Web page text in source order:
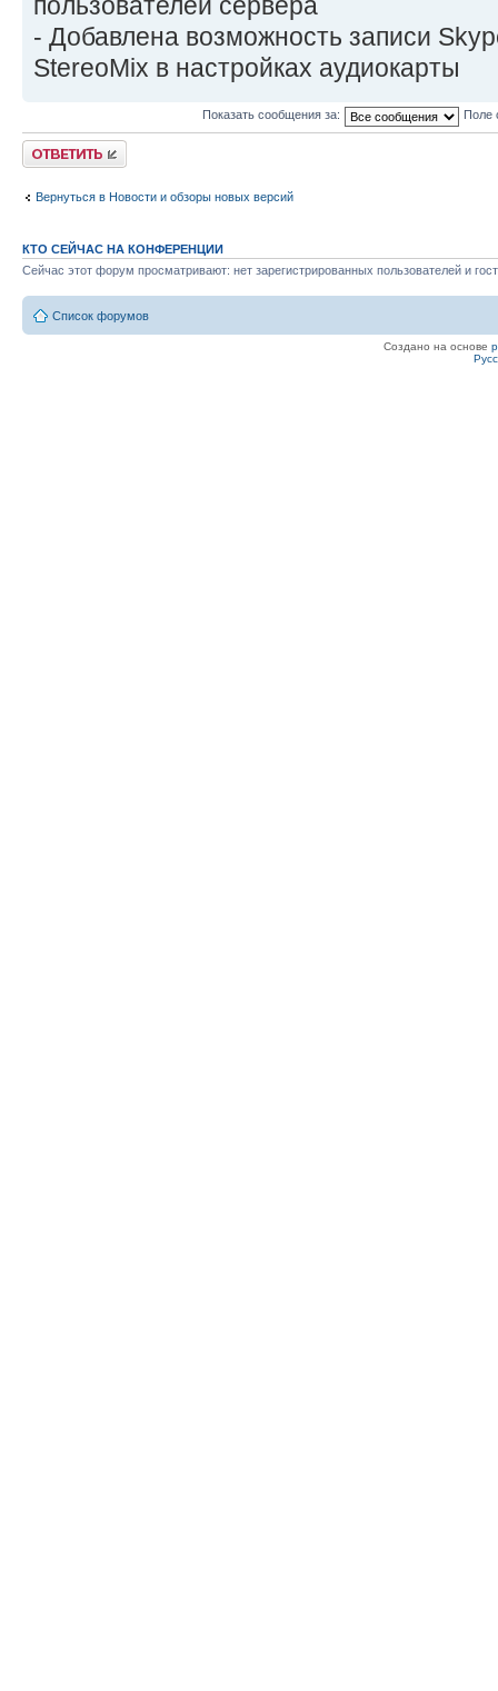
- Добавлена возможность записи
StereoMix в настройках аудиокарты
Показать сообщения за: Поле
Ответить
Вернуться в Новости и обзоры новых версий
КТО СЕЙЧАС НА КОНФЕРЕНЦИИ
Сейчас этот форум просматривают: нет зарегистрированных пользователей и
Список форумов
Создано на основе